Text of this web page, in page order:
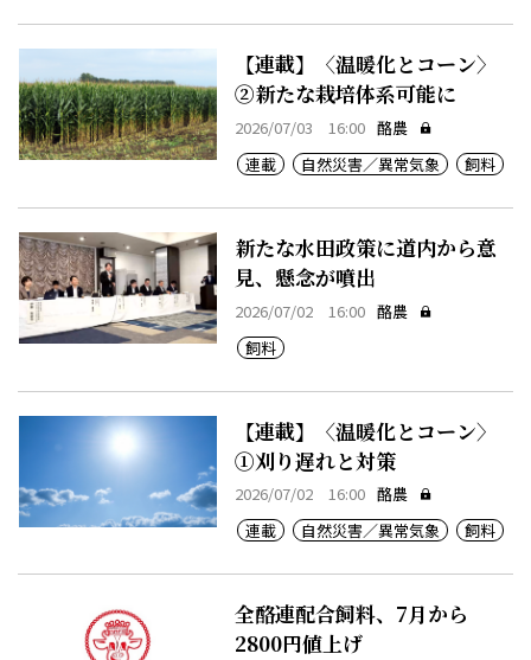
【連載】〈温暖化とコーン〉
②新たな栽培体系可能に
2026/07/03 16:00 酪農
連載
自然災害／異常気象 飼料
新たな水田政策に道内から意
見、懸念が噴出
2026/07/02 16:00 酪農
飼料
【連載】〈温暖化とコーン〉
①刈り遅れと対策
2026/07/02 16:00 酪農
連載
自然災害／異常気象 飼料
全酪連配合飼料、7月から
2800円値上げ